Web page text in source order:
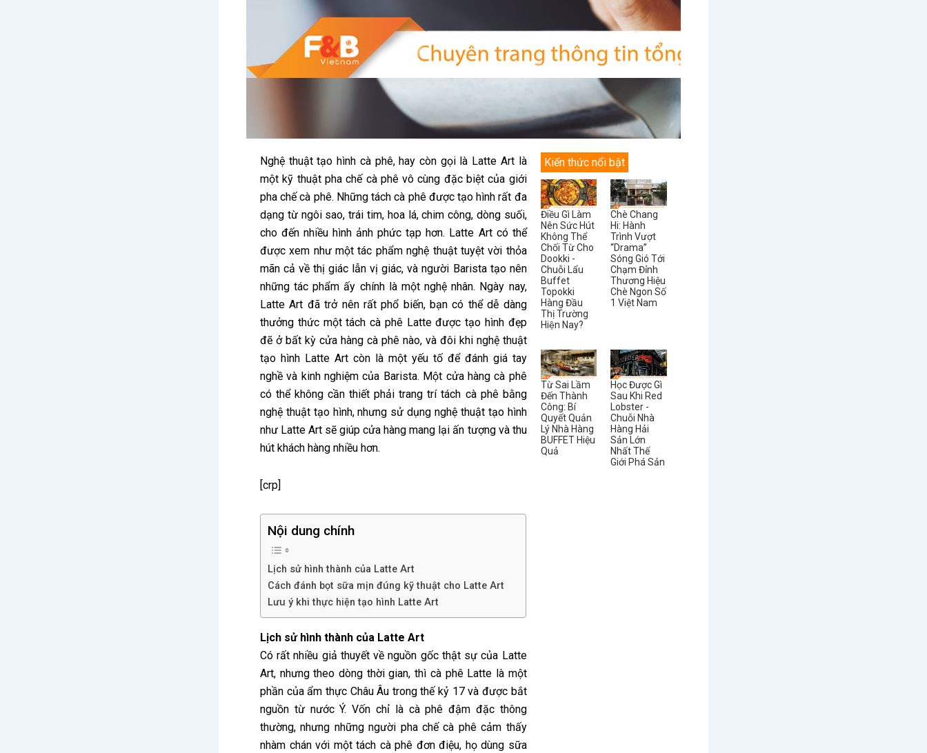
Nghệ thuật tạo hình cà phê, hay còn gọi là Latte Art là
một kỹ thuật pha chế cà phê vô cùng đặc biệt của giới
pha chế cà phê. Những tách cà phê được tạo hình rất đa
dạng từ ngôi sao, trái tim, hoa lá, chim công, dòng suối,
cho đến nhiều hình ảnh phức tạp hơn. Latte Art có thể
được xem như một tác phẩm nghệ thuật tuyệt vời thỏa
mãn cả về thị giác lẫn vị giác, và người Barista tạo nên
những tác phẩm ấy chính là một nghệ nhân. Ngày nay,
Latte Art đã trở nên rất phổ biến, bạn có thể dễ dàng
thưởng thức một tách cà phê Latte được tạo hình đẹp
đẽ ở bất kỳ cửa hàng cà phê nào, và đôi khi nghệ thuật
tạo hình Latte Art còn là một yếu tố để đánh giá tay
nghề và kinh nghiệm của Barista. Một cửa hàng cà phê
có thể không cần thiết phải trang trí tách cà phê bằng
nghệ thuật tạo hình, nhưng sử dụng nghệ thuật tạo hình
như Latte Art sẽ giúp cửa hàng mang lại ấn tượng và thu
hút khách hàng nhiều hơn.
[crp]
Nội dung chính
Lịch sử hình thành của Latte Art
Cách đánh bọt sữa mịn đúng kỹ thuật cho Latte Art
Lưu ý khi thực hiện tạo hình Latte Art
Lịch sử hình thành của Latte Art
Có rất nhiều giả thuyết về nguồn gốc thật sự của Latte
Art, nhưng theo dòng thời gian, thì cà phê Latte là một
phần của ẩm thực Châu Âu trong thế kỷ 17 và được bắt
nguồn từ nước Ý. Vốn chỉ là cà phê đậm đặc thông
thường, nhưng những người pha chế cà phê cảm thấy
nhàm chán với một tách cà phê đơn điệu, họ dùng sữa
Kiến thức nổi bật
Điều Gì Làm
Nên Sức Hút
Không Thể
Chối Từ Cho
Dookki -
Chuỗi Lẩu
Buffet
Topokki
Hàng Đầu
Thị Trường
Hiện Nay?
Chè Chang
Hi: Hành
Trình Vượt
“Drama”
Sóng Gió Tới
Chạm Đỉnh
Thương Hiệu
Chè Ngon Số
1 Việt Nam
Từ Sai Lầm
Đến Thành
Công: Bí
Quyết Quản
Lý Nhà Hàng
BUFFET Hiệu
Quả
Học Được Gì
Sau Khi Red
Lobster -
Chuỗi Nhà
Hàng Hải
Sản Lớn
Nhất Thế
Giới Phá Sản